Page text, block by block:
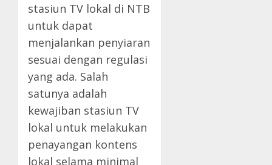
stasiun TV lokal di NTB
untuk dapat
menjalankan penyiaran
sesuai dengan regulasi
yang ada. Salah
satunya adalah
kewajiban stasiun TV
lokal untuk melakukan
penayangan kontens
lokal selama minimal